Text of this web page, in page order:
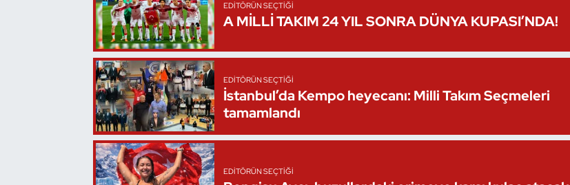
EDITÖRÜN SEÇTIĞI
A MİLLİ TAKIM 24 YIL SONRA DÜNYA KUPASI’NDA!
EDITÖRÜN SEÇTIĞI
İstanbul’da Kempo heyecanı: Milli Takım Seçmeleri
tamamlandı
EDITÖRÜN SEÇTIĞI
Vücut Geliştirme Fitness
Wushu Kungfu